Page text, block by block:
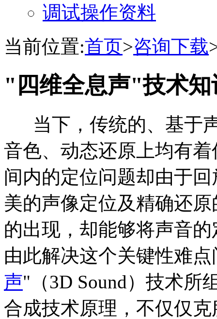
调试操作资料
当前位置:首页>咨询下载
"四维全息声"技术知
当下，传统的、基于
音色、动态还原上均有
间内的定位问题却由于
美的声像定位及精确还
的出现，却能够将声音
由此解决这个关键性难
声"（3D Sound）技术所
合成技术原理，不仅仅